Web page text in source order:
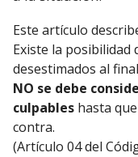
Este artículo
Existe la posibilidad
desestimados al
NO se debe
culpables hasta
contra.
(Artículo 04 del